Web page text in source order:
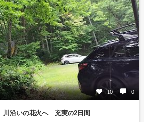
10 0
川沿いの花火へ 充実の2日間